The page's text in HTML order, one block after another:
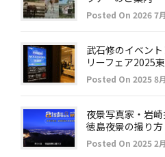
Posted On 2026 7
武石修のイベン
リーフェア2025
Posted On 2025 8
夜景写真家・岩
徳島夜景の撮り方
Posted On 2025 2